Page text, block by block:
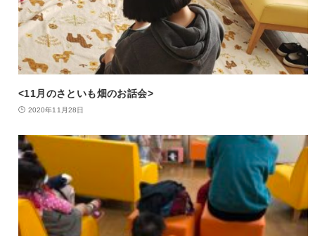
<11月のさといも畑のお話会>
2020年11月28日